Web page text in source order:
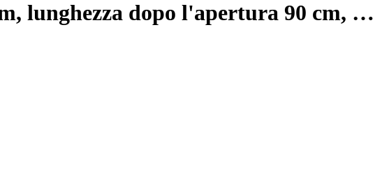
lunghezza dopo l'apertura 90 cm, …